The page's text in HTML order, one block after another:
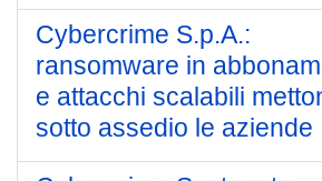
Cybercrime S.p.A.:
ransomware in
e attacchi scalabili
sotto assedio le aziende